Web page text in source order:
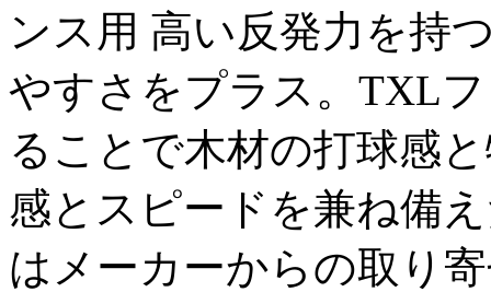
ンス用 高い反発力を持
やすさをプラス。TXL
ることで木材の打球感
感とスピードを兼ね備
はメーカーからの取り